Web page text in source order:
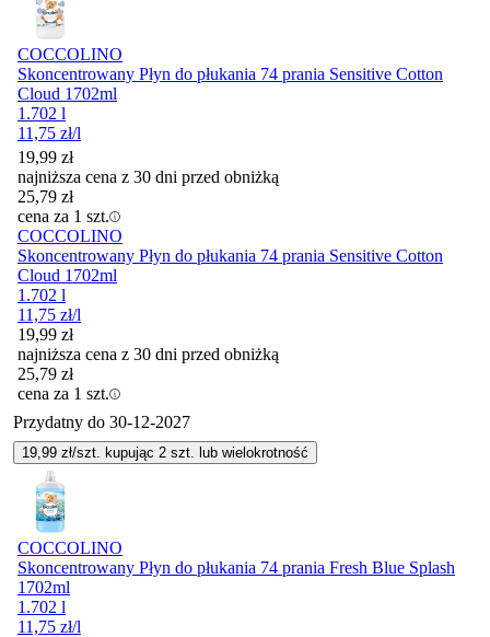
COCCOLINO
Skoncentrowany Płyn do płukania 74 prania Sensitive Cotton
Cloud 1702ml
1.702 l
11,75 zł/l
19,99 zł
najniższa cena z 30 dni przed obniżką
25,79 zł
cena za 1 szt.
COCCOLINO
Skoncentrowany Płyn do płukania 74 prania Sensitive Cotton
Cloud 1702ml
1.702 l
11,75 zł/l
19,99 zł
najniższa cena z 30 dni przed obniżką
25,79 zł
cena za 1 szt.
Przydatny do 30-12-2027
19,99 zł/szt. kupując 2 szt. lub wielokrotność
COCCOLINO
Skoncentrowany Płyn do płukania 74 prania Fresh Blue Splash
1702ml
1.702 l
11,75 zł/l